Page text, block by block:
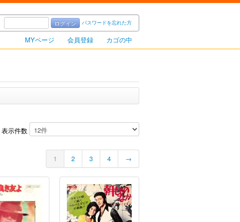
ログイン パスワードを忘れた方
MYページ 会員登録 カゴの中
表示件数
1 2 3 4 →